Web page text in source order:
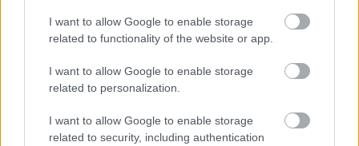
I want to allow Google to enable storage
related to functionality of the website or app.
I want to allow Google to enable storage
related to personalization.
I want to allow Google to enable storage
related to security, including authentication